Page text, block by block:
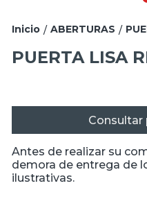
Inicio / ABERTURAS /
PUERTA LISA
Antes de realizar su
demora de entrega de
ilustrativas.